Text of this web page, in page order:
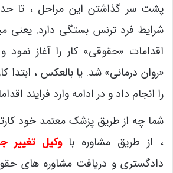
پشت سر گذاشتن این مراحل ، تا
شرایط فرد ترنس بستگی دارد. یعنی
اقدامات «حقوقی» کار را آغاز
«روان درمانی» شد. یا بالعکس ، ابتدا
را انجام داد و در ادامه وارد فرایند
شما چه از طریق پزشک معتمد خود
، از طریق مشاوره باوکیل تغییر
دادگستری و دریافت مشاوره های